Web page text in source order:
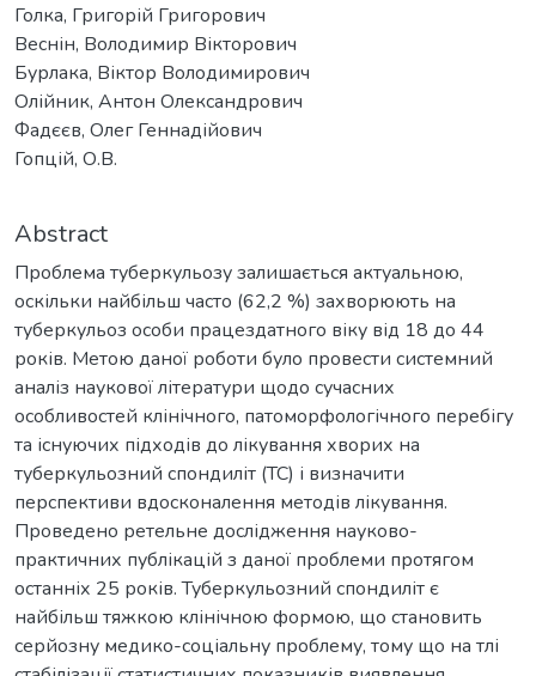
Голка, Григорій Григорович
Веснін, Володимир Вікторович
Бурлака, Віктор Володимирович
Олійник, Антон Олександрович
Фадєєв, Олег Геннадійович
Гопцій, О.В.
Abstract
Проблема туберкульозу залишається актуальною,
оскільки найбільш часто (62,2 %) захворюють на
туберкульоз особи працездатного віку від 18 до 44
років. Метою даної роботи було провести системний
аналіз наукової літератури щодо сучасних
особливостей клінічного, патоморфологічного перебігу
та існуючих підходів до лікування хворих на
туберкульозний спондиліт (ТС) і визначити
перспективи вдосконалення методів лікування.
Проведено ретельне дослідження науково-
практичних публікацій з даної проблеми протягом
останніх 25 років. Туберкульозний спондиліт є
найбільш тяжкою клінічною формою, що становить
серйозну медико-соціальну проблему, тому що на тлі